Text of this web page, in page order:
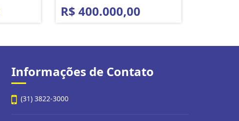
R$ 400.000,00
Informações de Contato
(31) 3822-3000